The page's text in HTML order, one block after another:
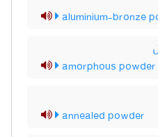
aluminium-bronze
amorphous powder
annealed powder